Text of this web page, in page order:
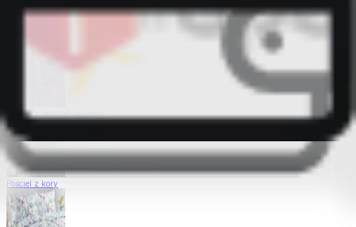
Pościel z gładkiej bawełny
Pościel z kory